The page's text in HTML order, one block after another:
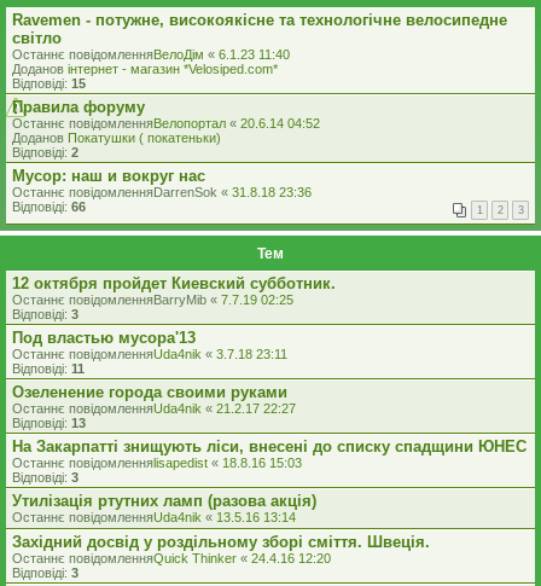
Ravemen - потужне, високоякісне та технологічне велосипедне
світло
Останнє повідомленняВелоДім « 6.1.23 11:40
Доданов iнтернет - магазин *Velosiped.com*
Відповіді: 15
Правила форуму
Останнє повідомленняВелопортал « 20.6.14 04:52
Доданов Покатушки ( покатеньки)
Відповіді: 2
Мусор: наш и вокруг нас
Останнє повідомленняDarrenSok « 31.8.18 23:36
Відповіді: 66 1 2 3
Тем
12 октября пройдет Киевский субботник.
Останнє повідомленняBarryMib « 7.7.19 02:25
Відповіді: 3
Под властью мусора'13
Останнє повідомленняUda4nik « 3.7.18 23:11
Відповіді: 11
Озеленение города своими руками
Останнє повідомленняUda4nik « 21.2.17 22:27
Відповіді: 13
На Закарпатті знищують ліси, внесені до списку спадщини ЮНЕС
Останнє повідомленняlisapedist « 18.8.16 15:03
Відповіді: 3
Утилізація ртутних ламп (разова акція)
Останнє повідомленняUda4nik « 13.5.16 13:14
Західний досвід у роздільному зборі сміття. Швеція.
Останнє повідомленняQuick Thinker « 24.4.16 12:20
Відповіді: 3